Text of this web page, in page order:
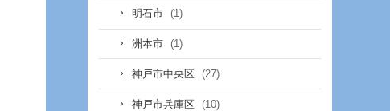
明石市 (1)
洲本市 (1)
神戸市中央区 (27)
神戸市兵庫区 (10)